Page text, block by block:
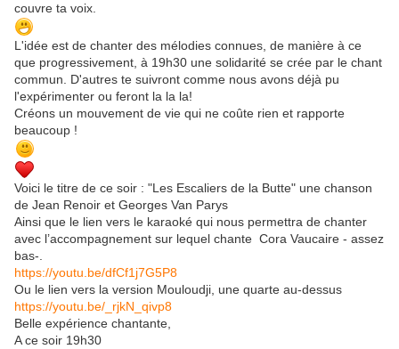
couvre ta voix.
L'idée est de chanter des mélodies connues, de manière à ce
que progressivement, à 19h30 une solidarité se crée par le chant
commun. D'autres te suivront comme nous avons déjà pu
l'expérimenter ou feront la la la!
Créons un mouvement de vie qui ne coûte rien et rapporte
beaucoup !
Voici le titre de ce soir : "Les Escaliers de la Butte" une chanson
de Jean Renoir et Georges Van Parys
Ainsi que le lien vers le karaoké qui nous permettra de chanter
avec l’accompagnement sur lequel chante Cora Vaucaire - assez
bas-.
https://youtu.be/dfCf1j7G5P8
Ou le lien vers la version Mouloudji, une quarte au-dessus
https://youtu.be/_rjkN_qivp8
Belle expérience chantante,
A ce soir 19h30